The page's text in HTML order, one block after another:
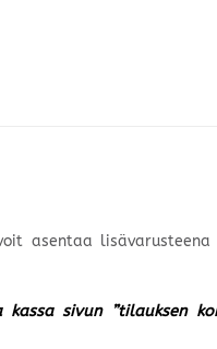
asentaa
sivun ”tilauksen